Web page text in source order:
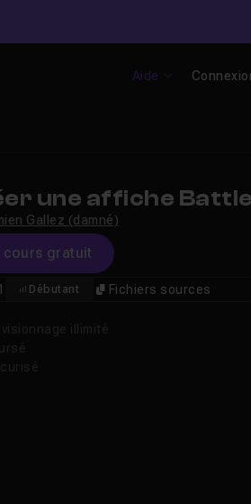
Aide
une affiche
Gallez (damné)
cours gratuit
Débutant Fichiers sources